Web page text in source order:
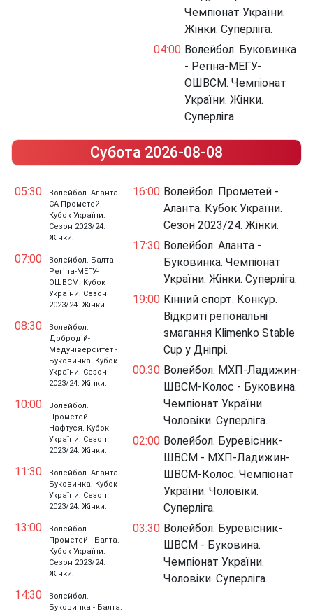
Чемпіонат України.
Жінки. Суперліга.
04:00 Волейбол. Буковинка
- Регіна-МЕГУ-
ОШВСМ. Чемпіонат
України. Жінки.
Суперліга.
Субота 2026-08-08
05:30
Волейбол. Аланта -
СА Прометей.
Кубок України.
Сезон 2023/24.
Жінки.
07:00
Волейбол. Балта -
Регіна-МЕГУ-
ОШВСМ. Кубок
України. Сезон
2023/24. Жінки.
08:30
Волейбол.
Добродій-
Медуніверситет -
Буковинка. Кубок
України. Сезон
2023/24. Жінки.
10:00
Волейбол.
Прометей -
Нафтуся. Кубок
України. Сезон
2023/24. Жінки.
11:30
Волейбол. Аланта -
Буковинка. Кубок
України. Сезон
2023/24. Жінки.
13:00
Волейбол.
Прометей - Балта.
Кубок України.
Сезон 2023/24.
Жінки.
14:30
Волейбол.
Буковинка - Балта.
16:00 Волейбол. Прометей -
Аланта. Кубок України.
Сезон 2023/24. Жінки.
17:30 Волейбол. Аланта -
Буковинка. Чемпіонат
України. Жінки. Суперліга.
19:00 Кінний спорт. Конкур.
Відкриті регіональні
змагання Klimenko Stable
Cup у Дніпрі.
00:30 Волейбол. МХП-Ладижин-
ШВСМ-Колос - Буковина.
Чемпіонат України.
Чоловіки. Суперліга.
02:00 Волейбол. Буревісник-
ШВСМ - МХП-Ладижин-
ШВСМ-Колос. Чемпіонат
України. Чоловіки.
Суперліга.
03:30 Волейбол. Буревісник-
ШВСМ - Буковина.
Чемпіонат України.
Чоловіки. Суперліга.